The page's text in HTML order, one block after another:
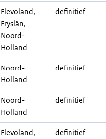
Flevoland,
Fryslân,
Noord-
Holland
definitief
Noord-
Holland
definitief
Noord-
Holland
definitief
Flevoland,
definitief